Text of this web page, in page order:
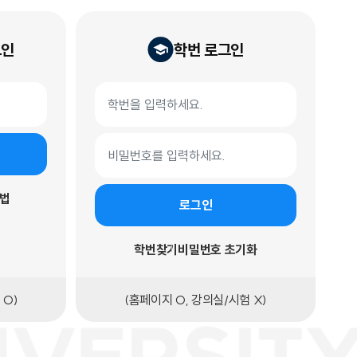
O)
학번 로그인
로그인
학번찾기 비밀번호 초기화
(홈페이지 O, 강의실/시험 X)